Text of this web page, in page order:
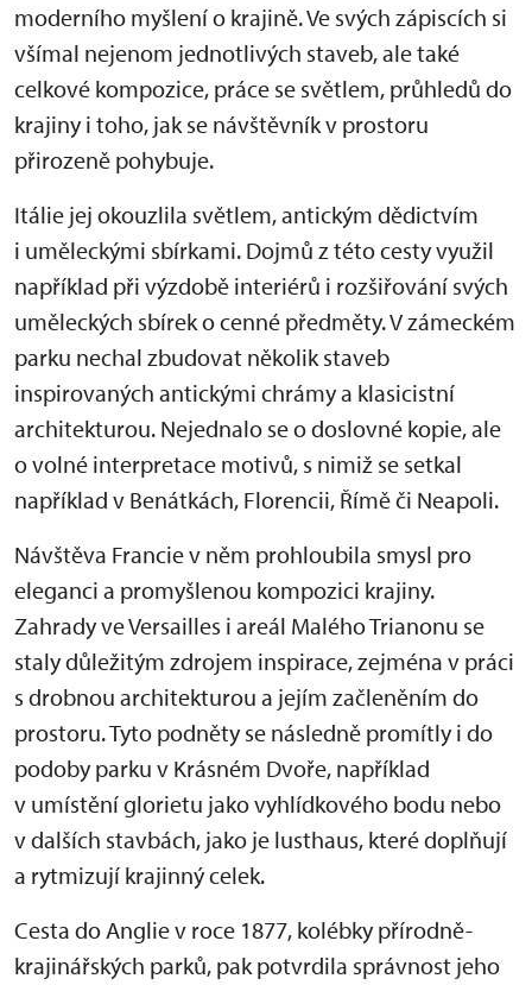
moderního myšlení o krajině. Ve svých zápiscích si
všímal nejenom jednotlivých staveb, ale také
celkové kompozice, práce se světlem, průhledů do
krajiny i toho, jak se návštěvník v prostoru
přirozeně pohybuje.
Itálie jej okouzlila světlem, antickým dědictvím
i uměleckými sbírkami. Dojmů z této cesty využil
například při výzdobě interiérů i rozšiřování svých
uměleckých sbírek o cenné předměty. V zámeckém
parku nechal zbudovat několik staveb
inspirovaných antickými chrámy a klasicistní
architekturou. Nejednalo se o doslovné kopie, ale
o volné interpretace motivů, s nimiž se setkal
například v Benátkách, Florencii, Římě či Neapoli.
Návštěva Francie v něm prohloubila smysl pro
eleganci a promyšlenou kompozici krajiny.
Zahrady ve Versailles i areál Malého Trianonu se
staly důležitým zdrojem inspirace, zejména v práci
s drobnou architekturou a jejím začleněním do
prostoru. Tyto podněty se následně promítly i do
podoby parku v Krásném Dvoře, například
v umístění glorietu jako vyhlídkového bodu nebo
v dalších stavbách, jako je lusthaus, které doplňují
a rytmizují krajinný celek.
Cesta do Anglie v roce 1877, kolébky přírodně-
krajinářských parků, pak potvrdila správnost jeho